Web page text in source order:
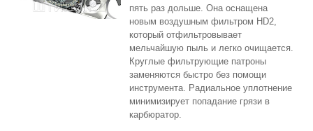
пять раз дольше. Она оснащена
новым воздушным фильтром HD2,
который отфильтровывает
мельчайшую пыль и легко очищается.
Круглые фильтрующие патроны
заменяются быстро без помощи
инструмента. Радиальное уплотнение
минимизирует попадание грязи в
карбюратор.